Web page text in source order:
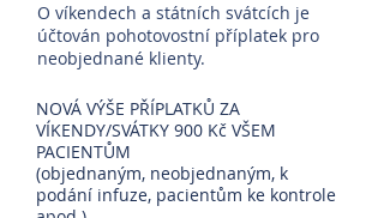
O víkendech a státních svátcích je
účtován pohotovostní příplatek pro
neobjednané klienty.
NOVÁ VÝŠE PŘÍPLATKŮ ZA
VÍKENDY/SVÁTKY 900 Kč VŠEM
PACIENTŮM
(objednaným, neobjednaným, k
podání infuze, pacientům ke kontrole